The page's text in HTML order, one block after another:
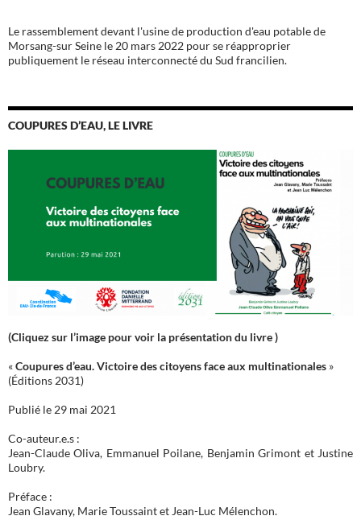
Le rassemblement devant l'usine de production d'eau potable de
Morsang-sur Seine le 20 mars 2022 pour se réapproprier
publiquement le réseau interconnecté du Sud francilien.
COUPURES D’EAU, LE LIVRE
(Cliquez sur l’image pour voir la présentation du livre )
«Coupures d’eau. Victoire des citoyens face aux multinationales »
(Éditions 2031)
Publié le 29 mai 2021
Co-auteur.e.s :
Jean-Claude Oliva, Emmanuel Poilane, Benjamin Grimont et Justine
Loubry.
Préface :
Jean Glavany, Marie Toussaint et Jean-Luc Mélenchon.